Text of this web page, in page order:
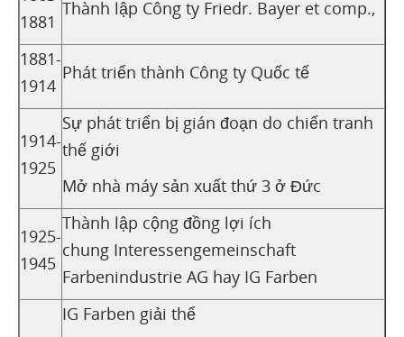
1881
Thành lập Công ty Friedr. Bayer et comp.,
1881-
1914
Phát triển thành Công ty Quốc tế
1914-
1925
Sự phát triển bị gián đoạn do chiến tranh
thế giới
Mở nhà máy sản xuất thứ 3 ở Đức
1925-
1945
Thành lập cộng đồng lợi ích
chung Interessengemeinschaft
Farbenindustrie AG hay IG Farben
IG Farben giải thể